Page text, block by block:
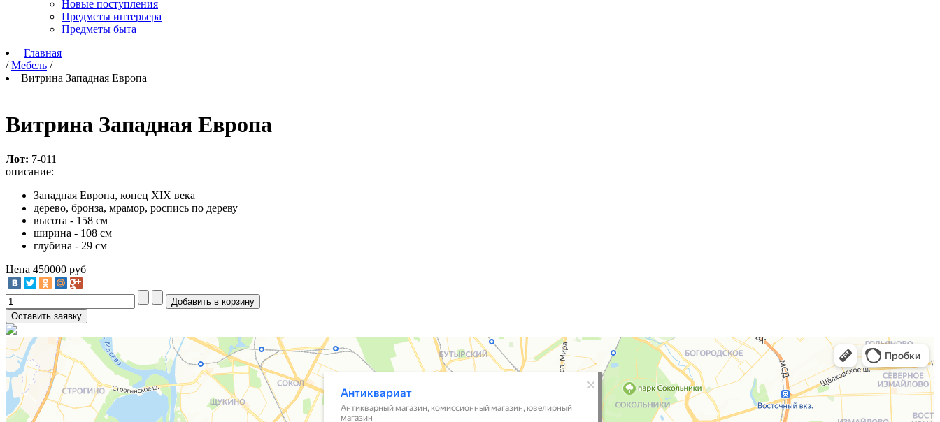
Новые поступления
Предметы интерьера
Предметы быта
Главная
/ Мебель /
Витрина Западная Европа
Витрина Западная Европа
Лот: 7-011
описание:
Западная Европа, конец XIX века
дерево, бронза, мрамор, роспись по дереву
высота - 158 см
ширина - 108 см
глубина - 29 см
Цена 450000 руб